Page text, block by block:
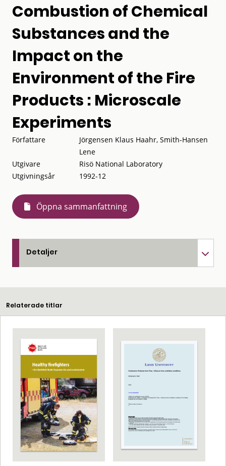
Combustion of Chemical
Substances and the
Impact on the
Environment of the Fire
Products : Microscale
Experiments
Författare
Jörgensen Klaus Haahr, Smith-Hansen
Lene
Utgivare
Risö National Laboratory
Utgivningsår
1992-12
Öppna sammanfattning
Detaljer
Relaterade titlar